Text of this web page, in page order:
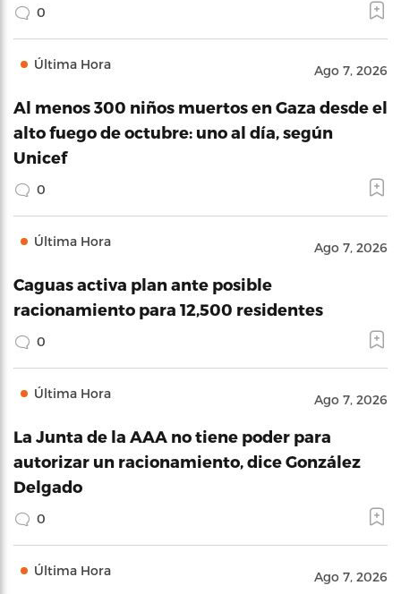
0
Última Hora Ago 7, 2026
Al menos 300 niños muertos en Gaza desde el
alto fuego de octubre: uno al día, según
Unicef
0
Última Hora Ago 7, 2026
Caguas activa plan ante posible
racionamiento para 12,500 residentes
0
Última Hora Ago 7, 2026
La Junta de la AAA no tiene poder para
autorizar un racionamiento, dice González
Delgado
0
Última Hora Ago 7, 2026